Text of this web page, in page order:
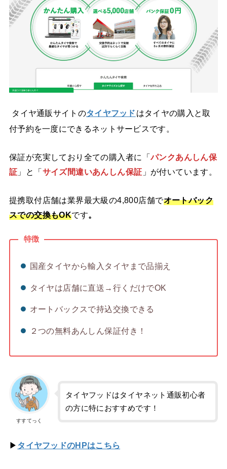
タイヤ通販サイトのタイヤフッド はタイヤの購入と取
付予約を一度にできるネットサービスです。
保証が充実 しており全ての購入者に「パンクあんしん保
証 」と「 サイズ間違いあんしん保証 」が付いています。
提携取付店舗は業界最大級の4,800店舗でオートバック
スでの交換もOKです。
特徴
国産タイヤから輸入タイヤまで品揃え
タイヤは店舗に直送→行くだけでOK
オートバックスで持込交換できる
２つの無料あんしん保証付き！
すすてっく
タイヤフッドはタイヤネット通販初心者
の方に特におすすめです！
▶ タイヤフッドのHPはこちら